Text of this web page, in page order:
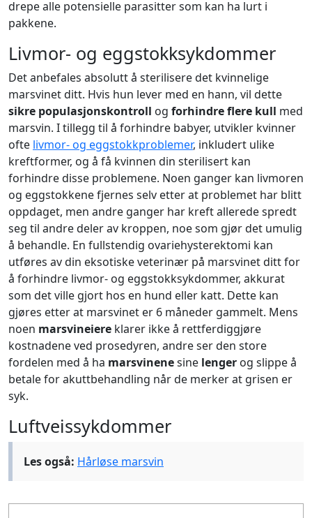
drepe alle potensielle parasitter som kan ha lurt i
pakkene.
Livmor- og eggstokksykdommer
Det anbefales absolutt å sterilisere det kvinnelige
marsvinet ditt. Hvis hun lever med en hann, vil dette
sikre populasjonskontroll og forhindre flere kull med
marsvin. I tillegg til å forhindre babyer, utvikler kvinner
ofte livmor- og eggstokkproblemer, inkludert ulike
kreftformer, og å få kvinnen din sterilisert kan
forhindre disse problemene. Noen ganger kan livmoren
og eggstokkene fjernes selv etter at problemet har blitt
oppdaget, men andre ganger har kreft allerede spredt
seg til andre deler av kroppen, noe som gjør det umulig
å behandle. En fullstendig ovariehysterektomi kan
utføres av din eksotiske veterinær på marsvinet ditt for
å forhindre livmor- og eggstokksykdommer, akkurat
som det ville gjort hos en hund eller katt. Dette kan
gjøres etter at marsvinet er 6 måneder gammelt. Mens
noen marsvineiere klarer ikke å rettferdiggjøre
kostnadene ved prosedyren, andre ser den store
fordelen med å ha marsvinenesine lenger og slippe å
betale for akuttbehandling når de merker at grisen er
syk.
Luftveissykdommer
Les også: Hårløse marsvin